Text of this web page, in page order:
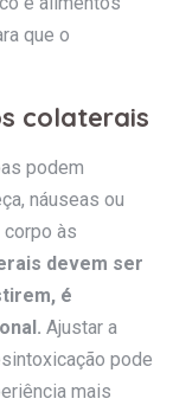
que o
colaterais
podem
náuseas ou
às
devem ser
é
Ajustar a
pode
mais